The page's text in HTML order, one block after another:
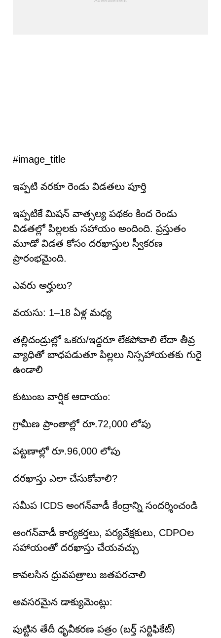
#image_title
ఇప్పటి వరకూ రెండు విడతలు పూర్తి
ఇప్పటికే మిషన్ వాత్సల్య పథకం కింద రెండు
విడతల్లో పిల్లలకు సహాయం అందింది. ప్రస్తుతం
మూడో విడత కోసం దరఖాస్తుల స్వీకరణ
ప్రారంభమైంది.
ఎవరు అర్హులు?
వయసు: 1–18 ఏళ్ల మధ్య
తల్లిదండ్రుల్లో ఒకరు/ఇద్దరూ లేకపోవాలి లేదా తీవ్ర
వ్యాధితో బాధపడుతూ పిల్లలు నిస్సహాయతకు గురై
ఉండాలి
కుటుంబ వార్షిక ఆదాయం:
గ్రామీణ ప్రాంతాల్లో రూ.72,000 లోపు
పట్టణాల్లో రూ.96,000 లోపు
దరఖాస్తు ఎలా చేసుకోవాలి?
సమీప ICDS అంగన్‌వాడీ కేంద్రాన్ని సందర్శించండి
అంగన్‌వాడీ కార్యకర్తలు, పర్యవేక్షకులు, CDPOల
సహాయంతో దరఖాస్తు చేయవచ్చు
కావలసిన ధ్రువపత్రాలు జతపరచాలి
అవసరమైన డాక్యుమెంట్లు:
పుట్టిన తేదీ ధృవీకరణ పత్రం (బర్త్ సర్టిఫికేట్)